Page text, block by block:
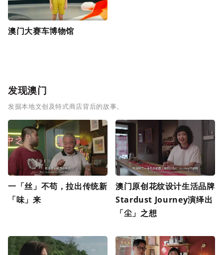
澳门大赛车博物馆
发现澳门
发掘本地文创及特式商店背后的故事。
一「丝」不苟，拉出传统新
「味」来
澳门原创花纹设计生活品牌
Stardust Journey演绎出
「尘」之想